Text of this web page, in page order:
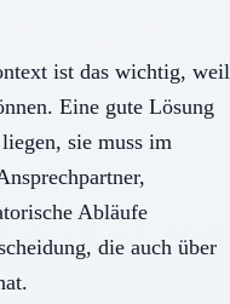
ist das wichtig, weil
Eine gute Lösung
sie muss im
Abläufe
die auch über